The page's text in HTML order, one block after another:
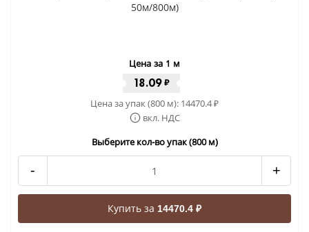
50м/800м)
Цена за 1 м
18.09 ₽
Цена за упак (800 м): 14470.4₽
вкл. НДС
Выберите кол-во упак (800 м)
- +
Купить за 14470.4 ₽